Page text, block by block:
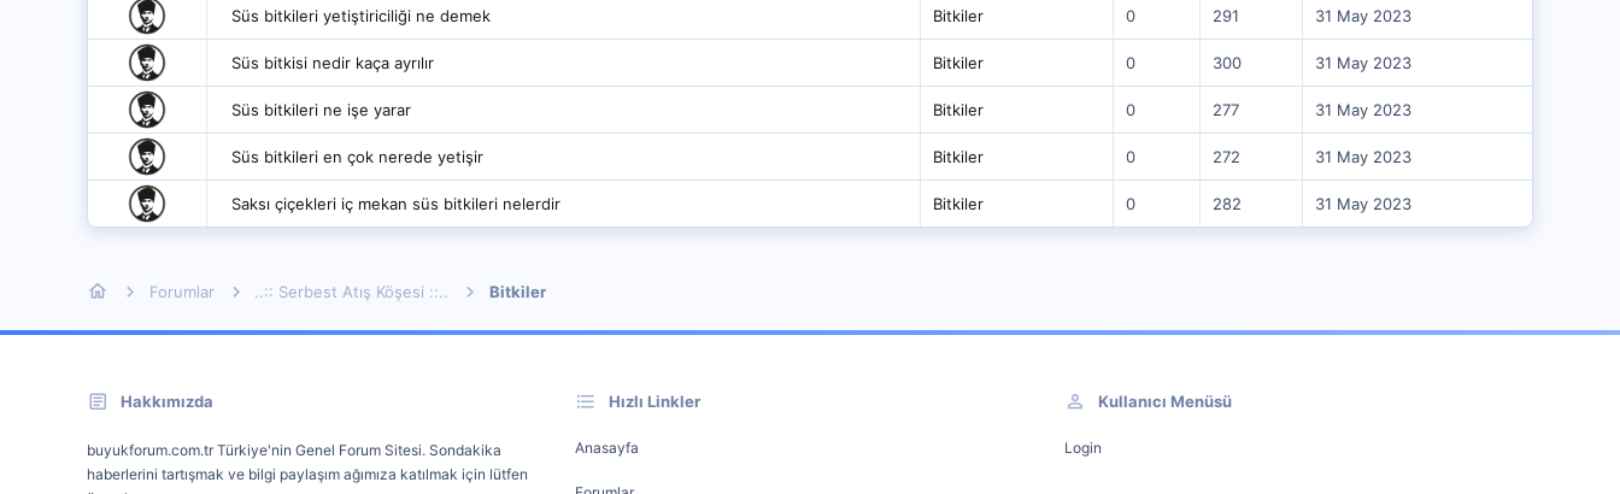
Süs bitkileri yetiştiriciliği ne demek Bitkiler 0 291 31 May 2023
Süs bitkisi nedir kaça ayrılır Bitkiler 0 300 31 May 2023
Süs bitkileri ne işe yarar Bitkiler 0 277 31 May 2023
Süs bitkileri en çok nerede yetişir Bitkiler 0 272 31 May 2023
Saksı çiçekleri iç mekan süs bitkileri nelerdir Bitkiler 0 282 31 May 2023
Forumlar ..:: Serbest Atış Köşesi ::.. Bitkiler
Hakkımızda
buyukforum.com.tr Türkiye'nin Genel Forum Sitesi. Sondakika
haberlerini tartışmak ve bilgi paylaşım ağımıza katılmak için lütfen
Hızlı Linkler
Anasayfa
Kullanıcı Menüsü
Login